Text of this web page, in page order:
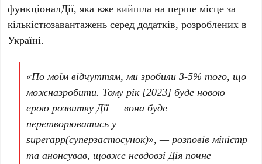
функціоналДії, яка вже вийшла на перше місце за
кількістюзавантажень серед додатків, розроблених в
Україні.
«По моїм відчуттям, мизробили 3-5% того, що
можназробити. Тому рік[2023] буде новою
ерою розвитку Дії— вона буде
перетворюватись у
superapp(суперзастосунок)», — розповів міністр
та анонсував, щовже невдовзі Дія почне